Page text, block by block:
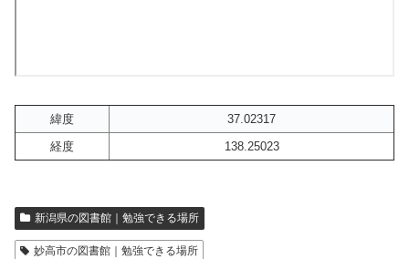
緯度
37.02317
経度
138.25023
新潟県の図書館｜勉強できる場所
妙高市の図書館｜勉強できる場所